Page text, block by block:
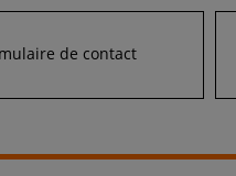
de contact